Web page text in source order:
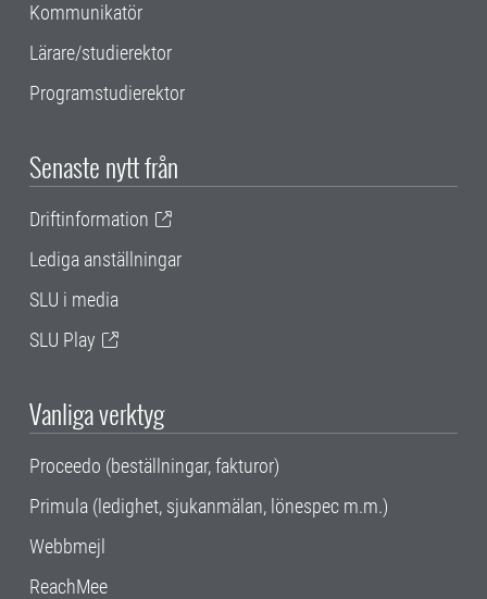
Kommunikatör
Lärare/studierektor
Programstudierektor
Senaste nytt från
Driftinformation
Lediga anställningar
SLU i media
SLU Play
Vanliga verktyg
Proceedo (beställningar, fakturor)
Primula (ledighet, sjukanmälan, lönespec m.m.)
Webbmejl
ReachMee